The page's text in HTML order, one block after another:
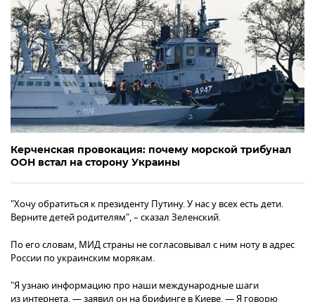
Керченская провокация: почему морской трибунал
ООН встал на сторону Украины
"Хочу обратиться к президенту Путину. У нас у всех есть дети.
Верните детей родителям", – сказал Зеленский.
По его словам, МИД страны не согласовывал с ним ноту в адрес
России по украинским морякам.
"Я узнаю информацию про наши международные шаги
из интернета, — заявил он на брифинге в Киеве. — Я говорю